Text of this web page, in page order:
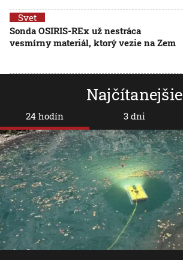
Svet
Sonda OSIRIS-REx už nestráca
vesmírny materiál, ktorý vezie na Zem
Najčítanejšie
24 hodín 3 dni